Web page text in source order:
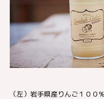
（左）岩手県産りんご１００